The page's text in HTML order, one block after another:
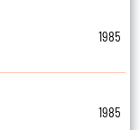
1985
1985